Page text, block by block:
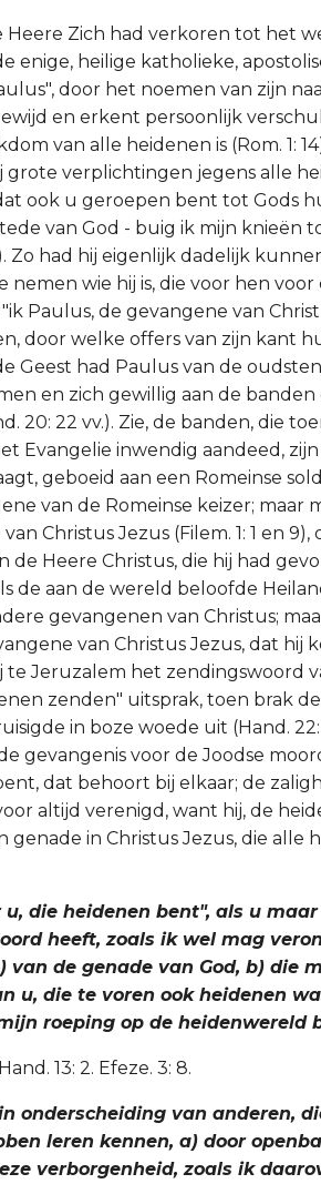
Heere Zich had verkoren tot het
enige, heilige katholieke,
door het noemen van zijn
en erkent persoonlijk
van alle heidenen is (Rom. 1:
grote verplichtingen jegens alle
ook u geroepen bent tot Gods
van God - buig ik mijn knieën
Zo had hij eigenlijk dadelijk
nemen wie hij is, die voor hen
Paulus, de gevangene van
door welke offers van zijn kant
Geest had Paulus van de
en zich gewillig aan de
20: 22 vv.). Zie, de banden, die
Evangelie inwendig aandeed,
geboeid aan een Romeinse
van de Romeinse keizer;
Christus Jezus (Filem. 1: 1 en
de Heere Christus, die hij had
de aan de wereld beloofde
gevangenen van Christus;
van Christus Jezus, dat hij
te Jeruzalem het zendingswoord
zenden" uitsprak, toen brak
in boze woede uit (Hand.
gevangenis voor de Joodse
dat behoort bij elkaar; de
altijd verenigd, want hij, de
genade in Christus Jezus, die
u, die heidenen bent", als u
heeft, zoals ik wel mag
van de genade van God, b) die
u, die te voren ook heidenen
roeping op de heidenwereld
13: 2. Efeze. 3: 8.
onderscheiding van anderen,
leren kennen, a) door
verborgenheid, zoals ik